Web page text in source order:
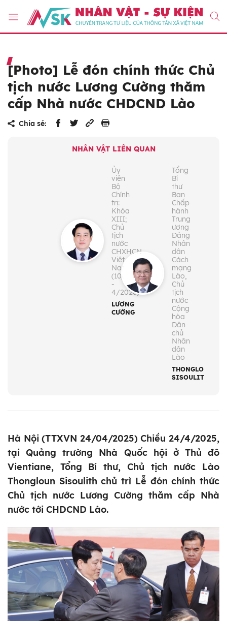
[Photo] Lễ đón chính thức Chủ
tịch nước Lương Cường thăm
cấp Nhà nước CHDCND Lào
Chia sẻ:
NHÂN VẬT LIÊN QUAN
Ủy
viên
Bộ
Chính
trị:
Khóa
XIII;
Chủ
tịch
nước
CHXHCN
Việt
Nam
(10/2024
-
4/2026)
LƯƠNG
CƯỜNG
Tổng
Bí
thư
Ban
Chấp
hành
Trung
ương
Đảng
Nhân
dân
Cách
mạng
Lào,
Chủ
tịch
nước
Cộng
hòa
Dân
chủ
Nhân
dân
Lào
THONGLOUN
SISOULITH
Hà Nội (TTXVN 24/04/2025) Chiều 24/4/2025,
tại Quảng trường Nhà Quốc hội ở Thủ đô
Vientiane, Tổng Bí thư, Chủ tịch nước Lào
Thongloun Sisoulith chủ trì Lễ đón chính thức
Chủ tịch nước Lương Cường thăm cấp Nhà
nước tới CHDCND Lào.